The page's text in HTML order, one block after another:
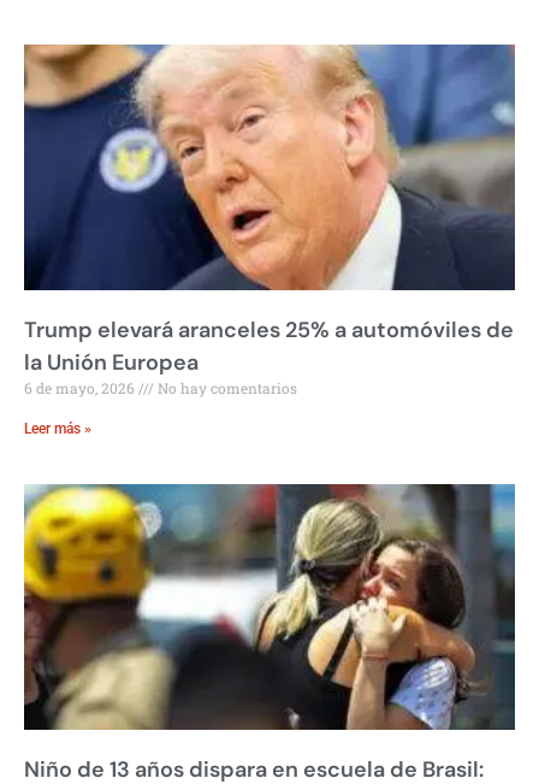
Trump elevará aranceles 25% a automóviles de
la Unión Europea
6 de mayo, 2026 No hay comentarios
Leer más »
Niño de 13 años dispara en escuela de Brasil: